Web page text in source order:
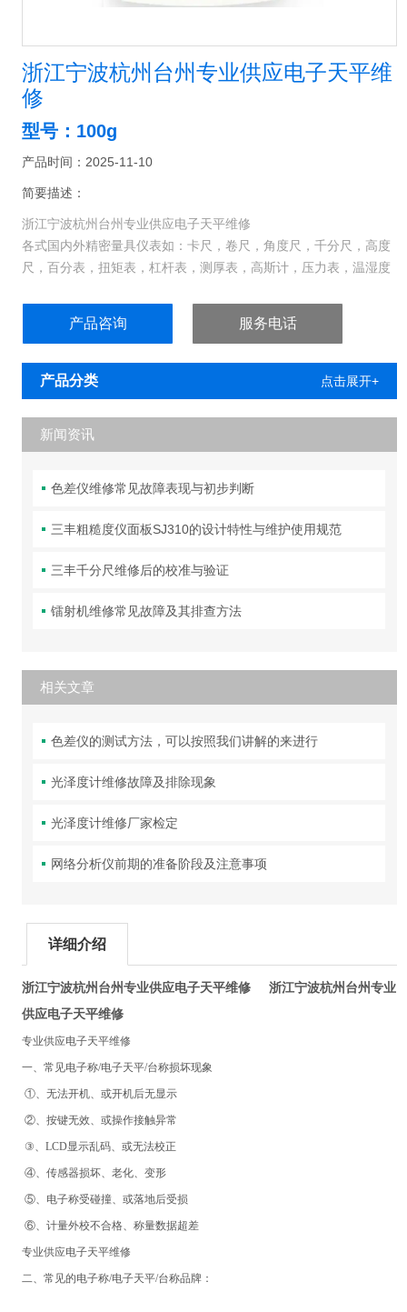
浙江宁波杭州台州专业供应电子天平维
修
型号：100g
产品时间：2025-11-10
简要描述：
浙江宁波杭州台州专业供应电子天平维修
各式国内外精密量具仪表如：卡尺，卷尺，角度尺，千分尺，高度
尺，百分表，扭矩表，杠杆表，测厚表，高斯计，压力表，温湿度
产品咨询 服务电话
产品分类 点击展开+
新闻资讯
色差仪维修常见故障表现与初步判断
三丰粗糙度仪面板SJ310的设计特性与维护使用规范
三丰千分尺维修后的校准与验证
镭射机维修常见故障及其排查方法
相关文章
色差仪的测试方法，可以按照我们讲解的来进行
光泽度计维修故障及排除现象
光泽度计维修厂家检定
网络分析仪前期的准备阶段及注意事项
详细介绍
浙江宁波杭州台州专业供应电子天平维修
浙江宁波杭州台州专业
供应电子天平维修
专业供应电子天平维修
一、常见电子称/电子天平/台称损坏现象
①、无法开机、或开机后无显示
②、按键无效、或操作接触异常
③、LCD显示乱码、或无法校正
④、传感器损坏、老化、变形
⑤、电子称受碰撞、或落地后受损
⑥、计量外校不合格、称量数据超差
专业供应电子天平维修
二、常见的电子称/电子天平/台称品牌：